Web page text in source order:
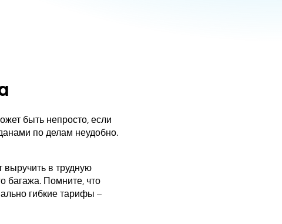
быть непросто, если
по делам неудобно.
в трудную
багажа. Помните, что
гибкие тарифы –